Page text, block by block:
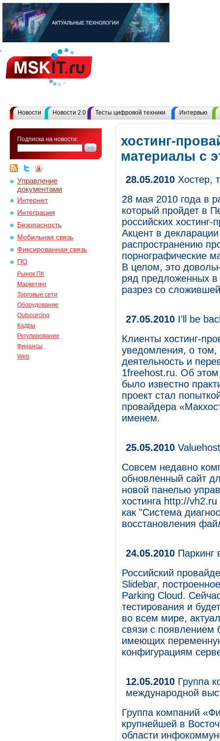
Новости Новости 2.0 Тесты цифровой техники Интервью
Подписка на новости:
Управление
документами
Интернет
Интеграция
Безопасность
Мобильная связь
Фиксированная связь
ПО
Рынок ПК
Маркетинг
Торговые сети
Оборудование
Outsourcing
Кадры
Регулирование
Финансы
Web
хостинг-
материалы с
28.05.2010 Хостер,
28 мая 2010 года в
который пройдет в
российских
Акцент в
распространению
порнографические
В целом, это
ряд предложенных
разрез со
27.05.2010 I’ll be
Клиенты хостинг-
уведомления, о том,
деятельность и
1freehost.ru. Об
было известно
проект стал
провайдера
именем.
25.05.2010
Совсем недавно
обновленный сайт
новой панелью
хостинга http://
как "Система
восстановления
24.05.2010 Паркинг
Российский
Slidebar,
Parking Cloud.
тестирования и
во всем мире,
связи с появлением
имеющих
конфигурациям
12.05.2010 Группа
международной
Группа компаний
крупнейшей в
области